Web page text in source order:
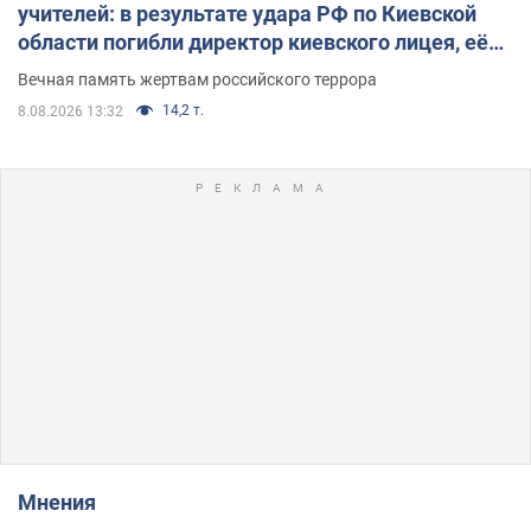
учителей: в результате удара РФ по Киевской
области погибли директор киевского лицея, её
муж и внук
Вечная память жертвам российского террора
8.08.2026 13:32 14,2 т.
Мнения